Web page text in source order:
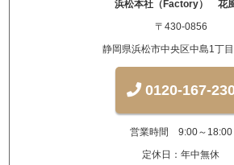
浜松本社（Factory） 花
〒430-0856
静岡県浜松市中央区中島1丁
0120-167-
営業時間 9:00～18:00
定休日：年中無休